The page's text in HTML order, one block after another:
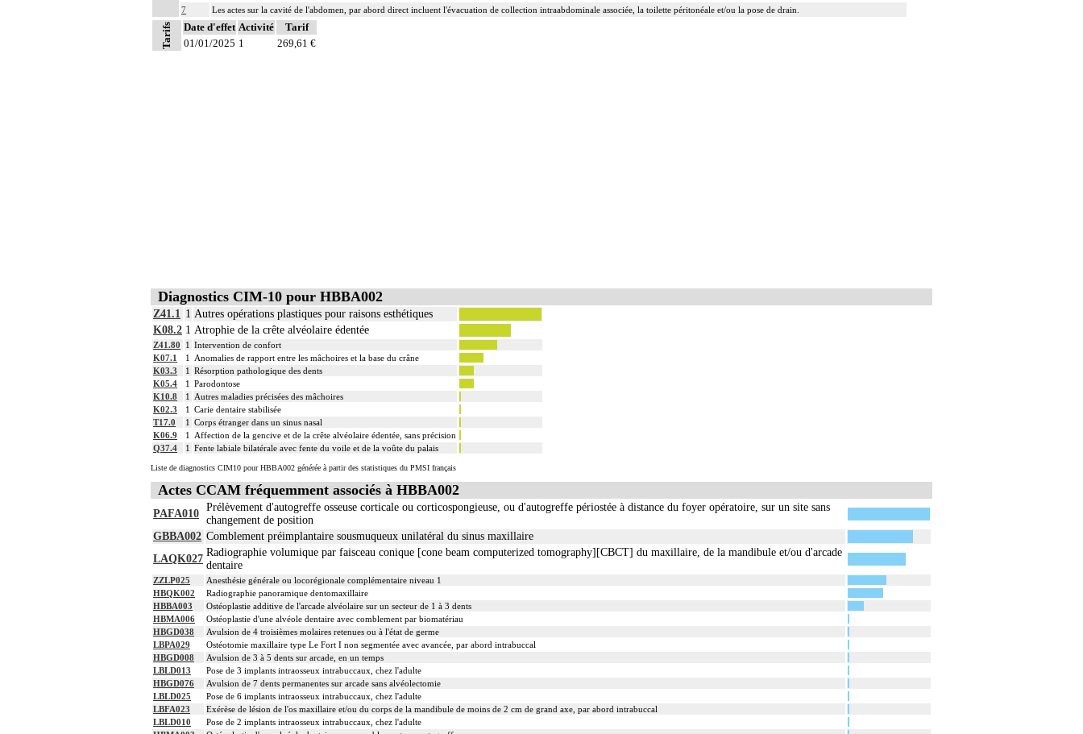
7
Les actes sur la cavité de l'abdomen, par abord direct incluent l'évacuation de collection intraabdominale associée, la toilette péritonéale et/ou la pose de drain.
Tarifs Date d'effet Activité
Tarif
01/01/2025 1 269,61 €
Diagnostics CIM-10 pour HBBA002
Z41.1 1 Autres opérations plastiques pour raisons esthétiques
K08.2 1 Atrophie de la crête alvéolaire édentée
Z41.80 1 Intervention de confort
K07.1
1
Anomalies de rapport entre les mâchoires et la base du crâne
K03.3
1 Résorption pathologique des dents
K05.4
1 Parodontose
K10.8
1
Autres maladies précisées des mâchoires
K02.3
1 Carie dentaire stabilisée
T17.0
1 Corps étranger dans un sinus nasal
K06.9
1
Affection de la gencive et de la crête alvéolaire édentée, sans précision
Q37.4
1 Fente labiale bilatérale avec fente du voile et de la voûte du palais
Liste de diagnostics CIM10 pour HBBA002 générée à partir des statistiques du PMSI français
Actes CCAM fréquemment associés à HBBA002
PAFA010
Prélèvement d'autogreffe osseuse corticale ou corticospongieuse, ou d'autogreffe périostée à distance du foyer opératoire, sur un site sans
changement de position
GBBA002 Comblement préimplantaire sousmuqueux unilatéral du sinus maxillaire
LAQK027
Radiographie volumique par faisceau conique [cone beam computerized tomography][CBCT] du maxillaire, de la mandibule et/ou d'arcade
dentaire
ZZLP025
Anesthésie générale ou locorégionale complémentaire niveau 1
HBQK002
Radiographie panoramique dentomaxillaire
HBBA003
Ostéoplastie additive de l'arcade alvéolaire sur un secteur de 1 à 3 dents
HBMA006
Ostéoplastie d'une alvéole dentaire avec comblement par biomatériau
HBGD038
Avulsion de 4 troisièmes molaires retenues ou à l'état de germe
LBPA029
Ostéotomie maxillaire type Le Fort I non segmentée avec avancée, par abord intrabuccal
HBGD008
Avulsion de 3 à 5 dents sur arcade, en un temps
LBLD013
Pose de 3 implants intraosseux intrabuccaux, chez l'adulte
HBGD076
Avulsion de 7 dents permanentes sur arcade sans alvéolectomie
LBLD025
Pose de 6 implants intraosseux intrabuccaux, chez l'adulte
LBFA023
Exérèse de lésion de l'os maxillaire et/ou du corps de la mandibule de moins de 2 cm de grand axe, par abord intrabuccal
LBLD010
Pose de 2 implants intraosseux intrabuccaux, chez l'adulte